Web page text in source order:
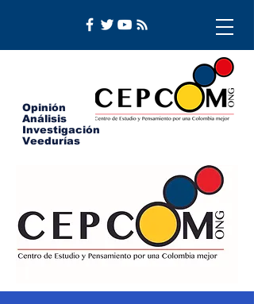
Opinión
Análisis
Investigación
Veedurías